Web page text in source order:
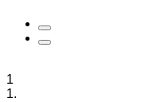
1
1.